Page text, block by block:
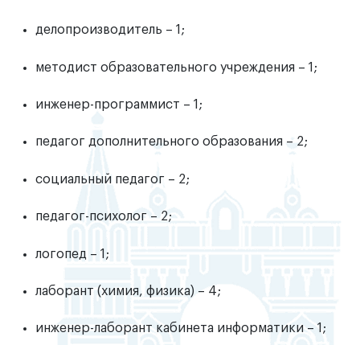
делопроизводитель – 1;
методист образовательного учреждения – 1;
инженер-программист – 1;
педагог дополнительного образования – 2;
социальный педагог – 2;
педагог-психолог – 2;
логопед – 1;
лаборант (химия, физика) – 4;
инженер-лаборант кабинета информатики – 1;